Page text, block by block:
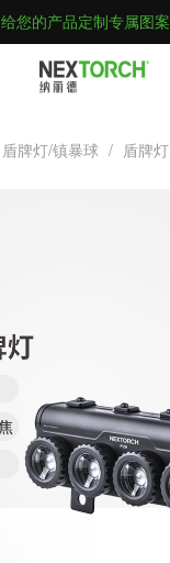
给您的产品定制专属图案
盾牌灯/镇暴球 / 盾牌灯